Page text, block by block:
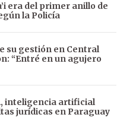
era del primer anillo de
la Policía
su gestión en Central
“Entré en un agujero
inteligencia artificial
jurídicas en Paraguay